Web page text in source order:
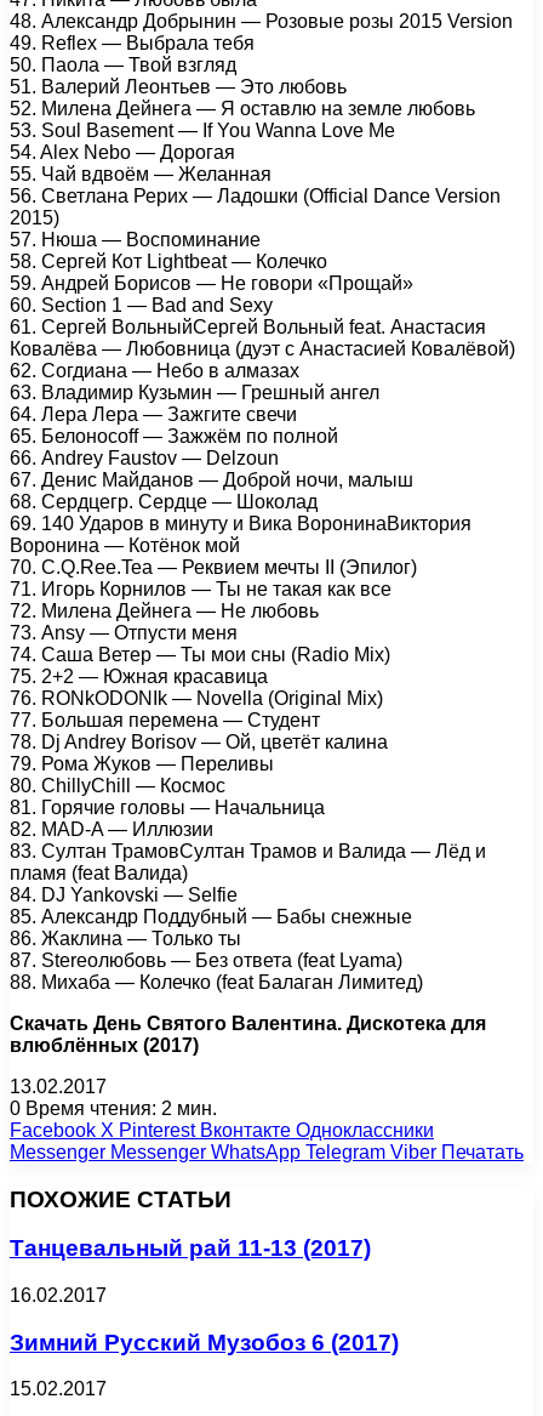
48. Александр Добрынин — Розовые розы 2015 Version
49. Reflex — Выбрала тебя
50. Паола — Твой взгляд
51. Валерий Леонтьев — Это любовь
52. Милена Дейнега — Я оставлю на земле любовь
53. Soul Basement — If You Wanna Love Me
54. Alex Nebo — Дорогая
55. Чай вдвоём — Желанная
56. Светлана Рерих — Ладошки (Official Dance Version
2015)
57. Нюша — Воспоминание
58. Сергей Кот Lightbeat — Колечко
59. Андрей Борисов — Не говори «Прощай»
60. Section 1 — Bad and Sexy
61. Сергей ВольныйСергей Вольный feat. Анастасия
Ковалёва — Любовница (дуэт с Анастасией Ковалёвой)
62. Согдиана — Небо в алмазах
63. Владимир Кузьмин — Грешный ангел
64. Лера Лера — Зажгите свечи
65. Белоносоff — Зажжём по полной
66. Andrey Faustov — Delzoun
67. Денис Майданов — Доброй ночи, малыш
68. Сердцегр. Сердце — Шоколад
69. 140 Ударов в минуту и Вика ВоронинаВиктория
Воронина — Котёнок мой
70. C.Q.Ree.Tea — Реквием мечты II (Эпилог)
71. Игорь Корнилов — Ты не такая как все
72. Милена Дейнега — Не любовь
73. Ansy — Отпусти меня
74. Саша Ветер — Ты мои сны (Radio Mix)
75. 2+2 — Южная красавица
76. RONkODONIk — Novella (Original Mix)
77. Большая перемена — Студент
78. Dj Andrey Borisov — Ой, цветёт калина
79. Рома Жуков — Переливы
80. ChillyChill — Космос
81. Горячие головы — Начальница
82. MAD-A — Иллюзии
83. Султан ТрамовСултан Трамов и Валида — Лёд и
пламя (feat Валида)
84. DJ Yankovski — Selfie
85. Александр Поддубный — Бабы снежные
86. Жаклина — Только ты
87. Stereoлюбовь — Без ответа (feat Lyama)
88. Михаба — Колечко (feat Балаган Лимитед)
Скачать День Святого Валентина. Дискотека для
влюблённых (2017)
13.02.2017
0 Время чтения: 2 мин.
Facebook X Pinterest Вконтакте Одноклассники
Messenger Messenger WhatsApp Telegram Viber Печатать
ПОХОЖИЕ СТАТЬИ
Танцевальный рай 11-13 (2017)
16.02.2017
Зимний Русский Музобоз 6 (2017)
15.02.2017